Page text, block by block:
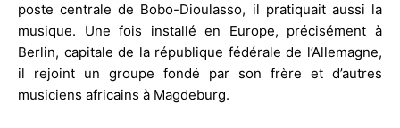
poste centrale de Bobo-Dioulasso, il pratiquait aussi la
musique. Une fois installé en Europe, précisément à
Berlin, capitale de la république fédérale de l’Allemagne,
il rejoint un groupe fondé par son frère et d’autres
musiciens africains à Magdeburg.